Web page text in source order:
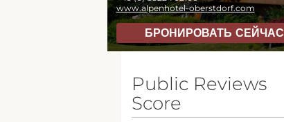
www.alpenhotel-oberstdorf.com
БРОНИРОВАТЬ СЕЙЧАС
Public Reviews
Score